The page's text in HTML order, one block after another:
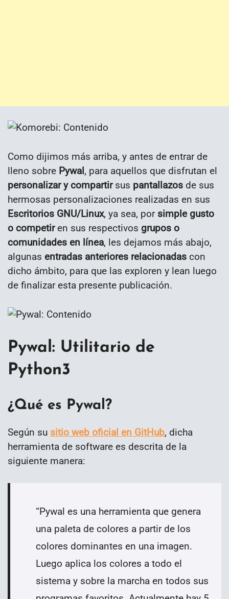
Como dijimos más arriba, y antes de entrar de
lleno sobre Pywal, para aquellos que disfrutan el
personalizar y compartirsus pantallazos de sus
hermosas personalizaciones realizadas en sus
Escritorios GNU/Linux, ya sea, por simple gusto
o competiren sus respectivos grupos o
comunidades en línea, les dejamos más abajo,
algunas entradas anteriores relacionadas con
dicho ámbito, para que las exploren y lean luego
de finalizar esta presente publicación.
Pywal: Utilitario de
Python3
¿Qué es Pywal?
Según su sitio web oficial en GitHub, dicha
herramienta de software es descrita de la
siguiente manera:
“Pywal es una herramienta que genera
una paleta de colores a partir de los
colores dominantes en una imagen.
Luego aplica los colores a todo el
sistema y sobre la marcha en todos sus